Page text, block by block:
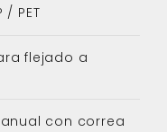
PET
flejado a
con correa